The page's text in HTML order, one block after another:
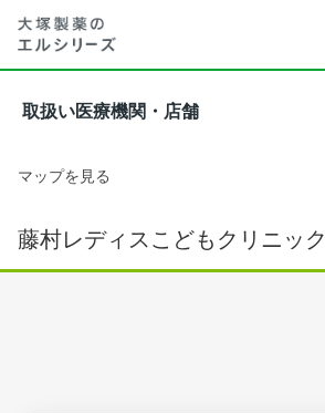
取扱い医療機関・店舗
マップを見る
藤村レディスこどもクリニック